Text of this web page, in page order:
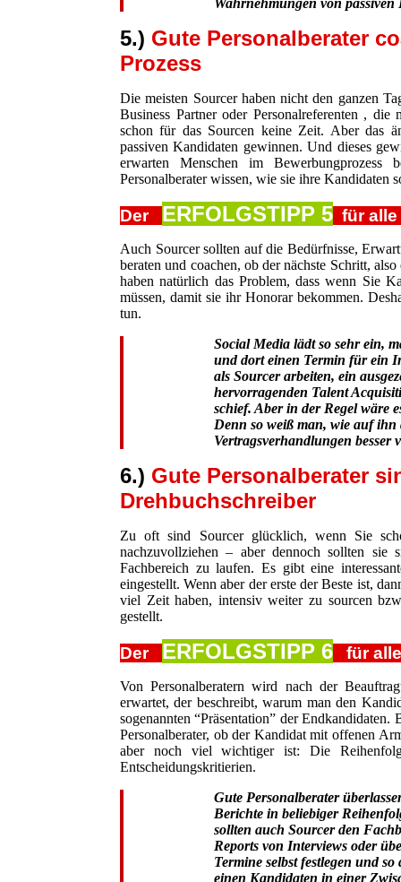
5.) Gute Personalberater
Prozess
Die meisten Sourcer haben nicht den ganzen
Business Partner oder Personalreferenten ,
schon für das Sourcen keine Zeit. Aber das
passiven Kandidaten gewinnen. Und dieses
erwarten Menschen im
Personalberater wissen, wie sie ihre Kandidaten
Der ERFOLGSTIPP 5 für
Auch Sourcer sollten auf die Bedürfnisse,
beraten und coachen, ob der nächste Schritt,
haben natürlich das Problem, dass wenn Sie
müssen, damit sie ihr Honorar bekommen.
tun.
Social Media lädt so sehr ein,
und dort einen Termin für ein
als Sourcer arbeiten, ein
hervorragenden Talent
schief. Aber in der Regel wäre
Denn so weiß man, wie auf
Vertragsverhandlungen besser
6.) Gute Personalberater
Drehbuchschreiber
Zu oft sind Sourcer glücklich, wenn Sie
nachzuvollziehen – aber dennoch sollten sie
Fachbereich zu laufen. Es gibt eine
eingestellt. Wenn aber der erste der Beste ist,
viel Zeit haben, intensiv weiter zu sourcen
gestellt.
Der ERFOLGSTIPP 6 für
Von Personalberatern wird nach der
erwartet, der beschreibt, warum man den
sogenannten “Präsentation” der
Personalberater, ob der Kandidat mit offenen
aber noch viel wichtiger ist: Die
Entscheidungskritierien.
Gute Personalberater
Berichte in beliebiger
sollten auch Sourcer den
Reports von Interviews oder
Termine selbst festlegen und
einen Kandidaten in einer